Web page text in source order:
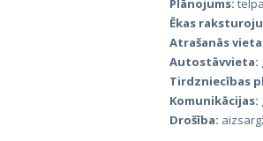
Plānojums:
Ēkas
Atrašanās
Autostāvvieta:
Tirdzniecības
Komunikācijas:
Drošība: